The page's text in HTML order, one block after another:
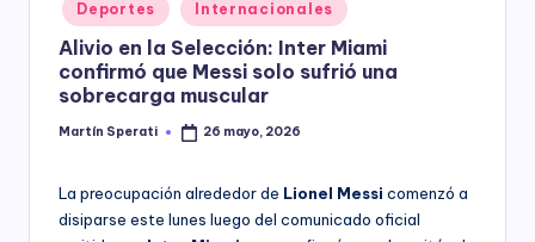
y
in
Deportes Internacionales
Alivio en la Selección: Inter Miami
confirmó que Messi solo sufrió una
sobrecarga muscular
Posted
Martín Sperati 26 mayo, 2026
La preocupación alrededor de Lionel Messi comenzó a
disiparse este lunes luego del comunicado oficial